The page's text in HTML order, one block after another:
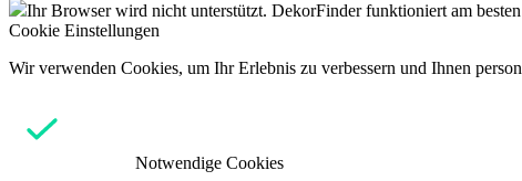
Ihr Browser wird nicht unterstützt. DekorFinder funktioniert am
Cookie Einstellungen
Wir verwenden Cookies, um Ihr Erlebnis zu verbessern und Ihnen
Notwendige Cookies